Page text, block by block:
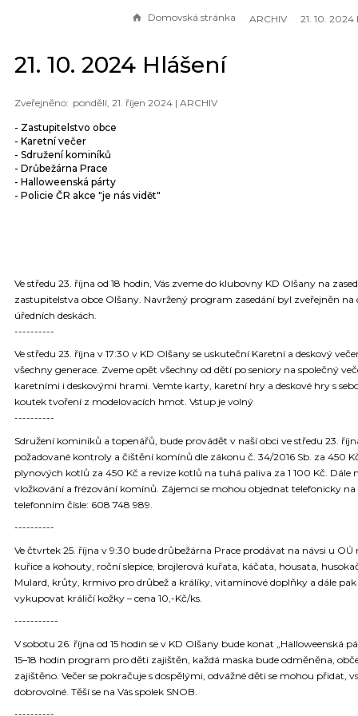
Domovská stránka ARCHIV 21. 10. 2024
21. 10. 2024 Hlášení
pondělí, 21. říjen 2024 | ARCHIV
- Zastupitelstvo obce
- Karetní večer
- Sdružení kominíků
- Drůbežárna Prace
- Halloweenská párty
- Policie ČR akce "je nás vidět"
Ve středu 23. října od 18 hodin, Vás zveme do klubovny KD Olšany na
zastupitelstva obce Olšany. Navržený program zasedání byl zveřejněn na
úředních deskách.
----------
Ve středu 23. října v 17:30 v KD Olšany se uskuteční Karetní a deskový
všechny generace. Zveme opět všechny od dětí po seniory na společný
karetními i deskovými hrami. Vemte karty, karetní hry a deskové hry s
koutek tvoření z modelovacích hmot. Vstup je volný
----------
Sdružení kominíků a topenářů, bude provádět v naší obci ve středu 23.
požadované kontroly a čištění komínů dle zákonu č. 34/2016 Sb. za 450
plynových kotlů za 450 Kč a revize kotlů na tuhá paliva za 1 100 Kč. Dále
vložkování a frézování komínů. Zájemci se mohou objednat telefonicky na
telefonním čísle: 608 748 989.
----------
Ve čtvrtek 25. října v 9:30 bude drůbežárna Prace prodávat na návsi u OÚ
kuřice a kohouty, roční slepice, brojlerová kuřata, káčata, housata,
Mulard, krůty, krmivo pro drůbež a králíky, vitamínové doplňky a dále pak
vykupovat králičí kožky – cena 10,-Kč/ks.
-----------
V sobotu 26. října od 15 hodin se v KD Olšany bude konat „Halloweenská
15–18 hodin program pro děti zajištěn, každá maska bude odměněna,
zajištěno. Večer se pokračuje s dospělými, odvážné děti se mohou přidat,
dobrovolné. Těší se na Vás spolek SNOB.